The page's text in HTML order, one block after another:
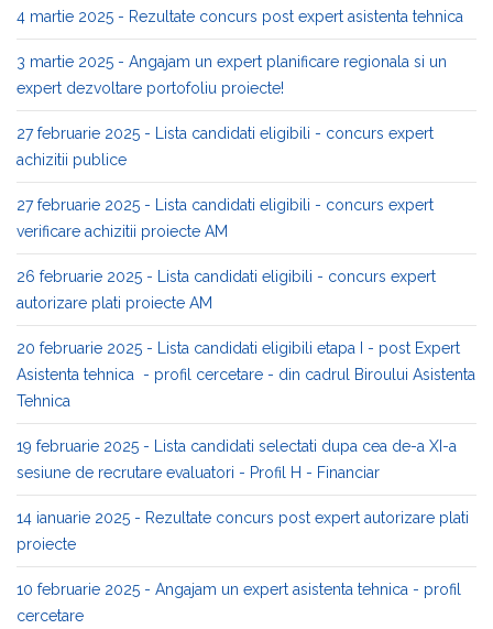
4 martie 2025 - Rezultate concurs post expert asistenta tehnica
3 martie 2025 - Angajam un expert planificare regionala si un
expert dezvoltare portofoliu proiecte!
27 februarie 2025 - Lista candidati eligibili - concurs expert
achizitii publice
27 februarie 2025 - Lista candidati eligibili - concurs expert
verificare achizitii proiecte AM
26 februarie 2025 - Lista candidati eligibili - concurs expert
autorizare plati proiecte AM
20 februarie 2025 - Lista candidati eligibili etapa I - post Expert
Asistenta tehnica - profil cercetare - din cadrul Biroului Asistenta
Tehnica
19 februarie 2025 - Lista candidati selectati dupa cea de-a XI-a
sesiune de recrutare evaluatori - Profil H - Financiar
14 ianuarie 2025 - Rezultate concurs post expert autorizare plati
proiecte
10 februarie 2025 - Angajam un expert asistenta tehnica - profil
cercetare